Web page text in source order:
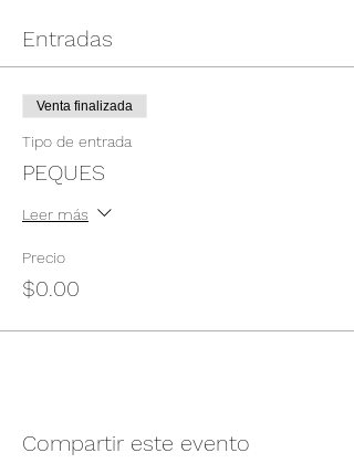
Entradas
Venta finalizada
Tipo de entrada
PEQUES
Leer más
Precio
$0.00
Compartir este evento